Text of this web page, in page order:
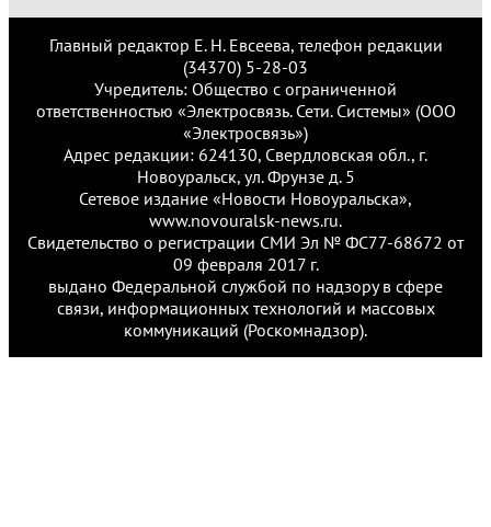
Главный редактор Е. Н. Евсеева, телефон редакции
(34370) 5-28-03
Учредитель: Общество с ограниченной
ответственностью «Электросвязь. Сети. Системы» (ООО
«Электросвязь»)
Адрес редакции: 624130, Свердловская обл., г.
Новоуральск, ул. Фрунзе д. 5
Сетевое издание «Новости Новоуральска»,
www.novouralsk-news.ru.
Свидетельство о регистрации СМИ Эл № ФС77-68672 от
09 февраля 2017 г.
выдано Федеральной службой по надзору в сфере
связи, информационных технологий и массовых
коммуникаций (Роскомнадзор).